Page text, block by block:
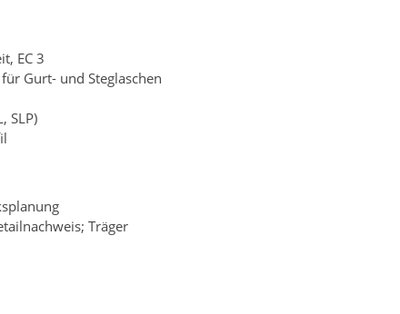
EC 3
Gurt- und Steglaschen
SLP)
Träger